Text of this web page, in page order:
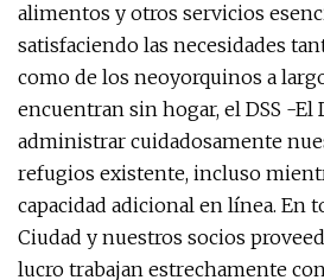
alimentos y otros servicios
satisfaciendo las necesidades
como de los neoyorquinos a
encuentran sin hogar, el DSS -El
administrar cuidadosamente
refugios existente, incluso
capacidad adicional en línea. En
Ciudad y nuestros socios
lucro trabajan estrechamente